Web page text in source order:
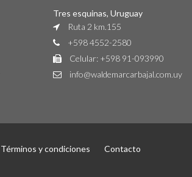
Tres esquinas, Uruguay
Ruta 2 km.155
+598 4552-2580
Celular: +598 91-093990
info@waldemarcarbajal.com.uy
Términos y condiciones Contacto